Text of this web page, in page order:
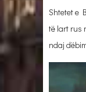
Shtetet e
të lart rus
ndaj